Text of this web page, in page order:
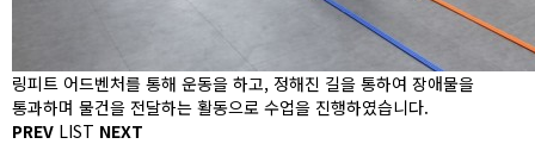
링피트 어드벤처를 통해 운동을 하고, 정해진 길을 통하여 장애물을
통과하며 물건을 전달하는 활동으로 수업을 진행하였습니다.
PREV LIST NEXT